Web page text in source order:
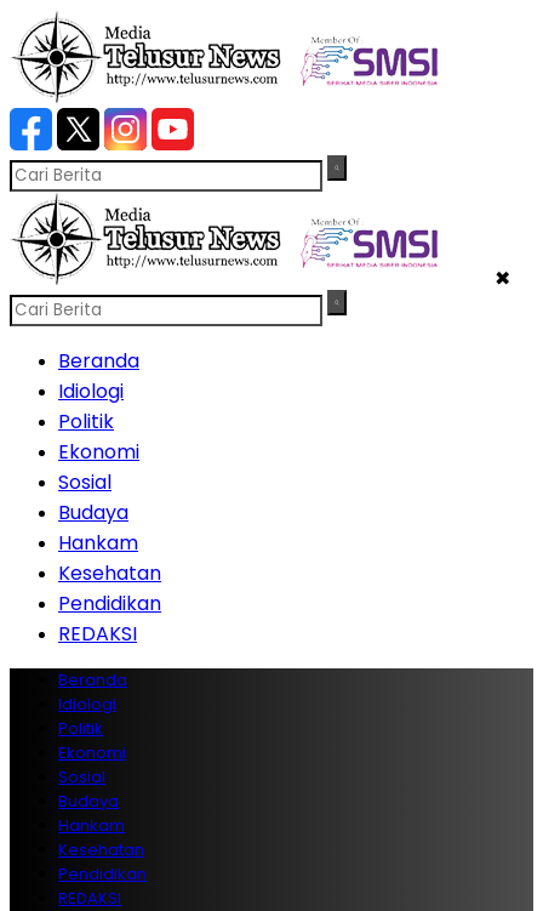
✖
Beranda
Idiologi
Politik
Ekonomi
Sosial
Budaya
Hankam
Kesehatan
Pendidikan
REDAKSI
Beranda
Idiologi
Politik
Ekonomi
Sosial
Budaya
Hankam
Kesehatan
Pendidikan
REDAKSI